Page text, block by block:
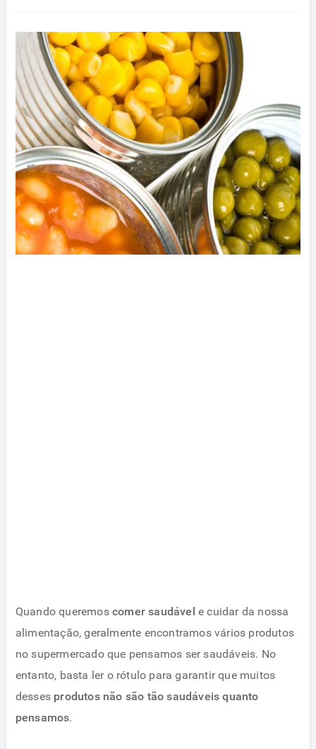
Quando queremos comer saudável e cuidar da nossa
alimentação, geralmente encontramos vários produtos
no supermercado que pensamos ser saudáveis. No
entanto, basta ler o rótulo para garantir que muitos
desses produtos não são tão saudáveis quanto
pensamos.